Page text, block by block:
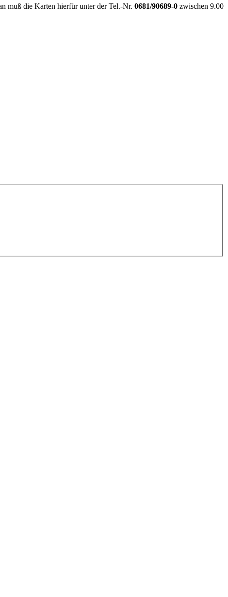
muß die Karten hierfür unter der Tel.-Nr. 0681/90689-0 zwischen 9.00